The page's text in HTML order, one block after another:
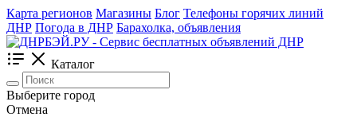
Карта регионов Магазины Блог Телефоны горячих линий
ДНР Погода в ДНР Барахолка, объявления
Каталог
Выберите город
Отмена